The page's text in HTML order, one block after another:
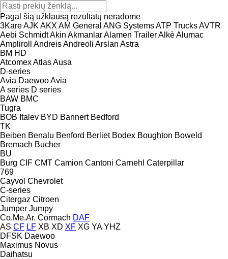
Pagal šią užklausą rezultatų neradome
3KareAJK AKX AM General ANG SystemsATP TrucksAVTR
Aebi SchmidtAkin AkmanlarAlamen TrailerAlkèAlumac
Ampliroll
AndreisAndreoli Arslan Astra
BM HD
AtcomexAtlasAusa
D-series
Avia DaewooAvia
A series D series
BAW BMC
Tugra
BOB Italev BYD Bannert Bedford
TK
Beiben Benalu Benford Berliet Bodex Boughton Boweld
Bremach Bucher
BU
Burg CIF CMT Camion Cantoni Carnehl Caterpillar
769
Cayvol Chevrolet
C-series
Citergaz Citroen
Jumper Jumpy
Co.Me.Ar. Cormach DAF
AS CF LF XB XD XF XG YA YHZ
DFSK Daewoo
Maximus Novus
Daihatsu